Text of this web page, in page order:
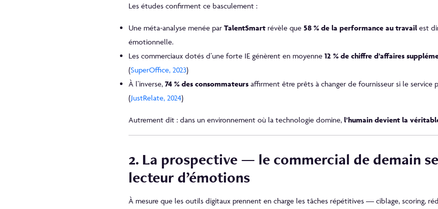
Les études confirment ce basculement :
Une méta-analyse menée par TalentSmartrévèle que 58 % de la performance au travailest
émotionnelle.
Les commerciaux dotés d’une forte IE génèrent en moyenne 12 % de chiffre d’affaires
(SuperOffice, 2023)
À l’inverse, 74 % des consommateursaffirment être prêts à changer de fournisseur si le service
(JustRelate, 2024)
Autrement dit : dans un environnement où la technologie domine, l’humain devient la
2. La prospective — le commercial de demain
lecteur d’émotions
À mesure que les outils digitaux prennent en charge les tâches répétitives — ciblage, scoring,